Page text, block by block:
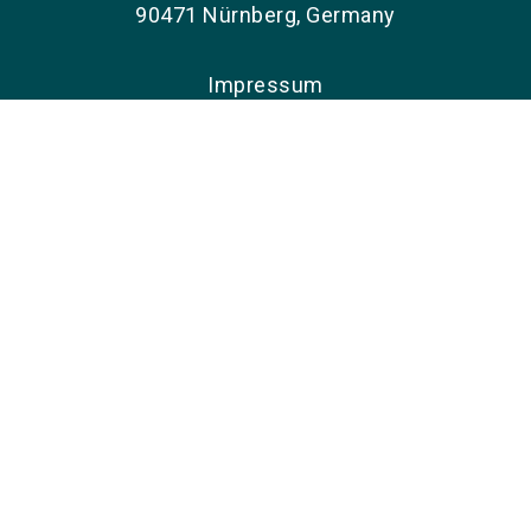
90471 Nürnberg, Germany
Impressum